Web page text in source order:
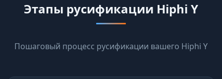
Этапы русификации Hiphi Y
Пошаговый процесс русификации вашего Hiphi Y